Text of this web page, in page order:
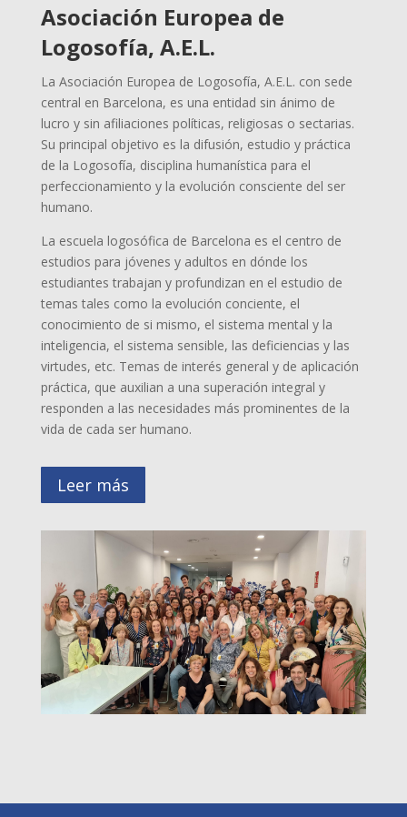
Asociación Europea de
Logosofía, A.E.L.
La Asociación Europea de Logosofía, A.E.L. con sede
central en Barcelona, es una entidad sin ánimo de
lucro y sin afiliaciones políticas, religiosas o sectarias.
Su principal objetivo es la difusión, estudio y práctica
de la Logosofía, disciplina humanística para el
perfeccionamiento y la evolución consciente del ser
humano.
La escuela logosófica de Barcelona es el centro de
estudios para jóvenes y adultos en dónde los
estudiantes trabajan y profundizan en el estudio de
temas tales como la evolución conciente, el
conocimiento de si mismo, el sistema mental y la
inteligencia, el sistema sensible, las deficiencias y las
virtudes, etc. Temas de interés general y de aplicación
práctica, que auxilian a una superación integral y
responden a las necesidades más prominentes de la
vida de cada ser humano.
Leer más